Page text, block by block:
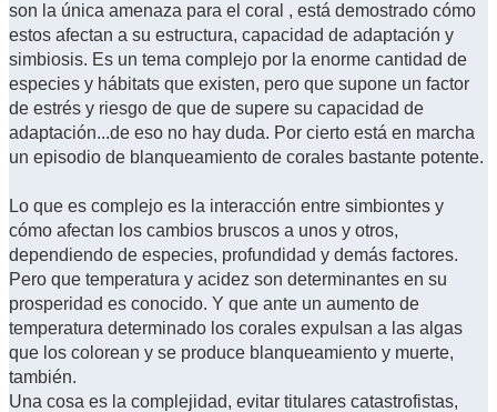
son la única amenaza para el coral , está demostrado cómo
estos afectan a su estructura, capacidad de adaptación y
simbiosis. Es un tema complejo por la enorme cantidad de
especies y hábitats que existen, pero que supone un factor
de estrés y riesgo de que de supere su capacidad de
adaptación...de eso no hay duda. Por cierto está en marcha
un episodio de blanqueamiento de corales bastante potente.
Lo que es complejo es la interacción entre simbiontes y
cómo afectan los cambios bruscos a unos y otros,
dependiendo de especies, profundidad y demás factores.
Pero que temperatura y acidez son determinantes en su
prosperidad es conocido. Y que ante un aumento de
temperatura determinado los corales expulsan a las algas
que los colorean y se produce blanqueamiento y muerte,
también.
Una cosa es la complejidad, evitar titulares catastrofistas,